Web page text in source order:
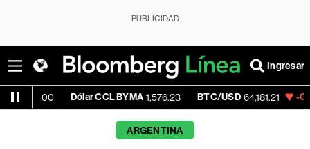
PUBLICIDAD
Ingresar
Dólar CCL BYMA 1,576.23 BTC/USD 64,181.21 -0.33%
ARGENTINA